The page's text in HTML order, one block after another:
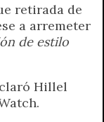
retirada de
a arremeter
de estilo
Hillel